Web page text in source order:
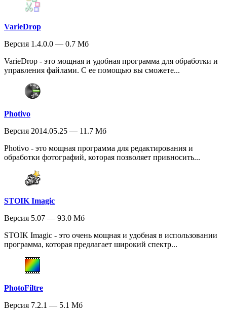
VarieDrop
Версия 1.4.0.0 — 0.7 Мб
VarieDrop - это мощная и удобная программа для обработки и
управления файлами. С ее помощью вы сможете...
Photivo
Версия 2014.05.25 — 11.7 Мб
Photivo - это мощная программа для редактирования и
обработки фотографий, которая позволяет привносить...
STOIK Imagic
Версия 5.07 — 93.0 Мб
STOIK Imagic - это очень мощная и удобная в использовании
программа, которая предлагает широкий спектр...
PhotoFiltre
Версия 7.2.1 — 5.1 Мб